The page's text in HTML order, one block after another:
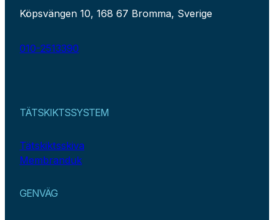
Köpsvängen 10, 168 67 Bromma, Sverige
010-2513390
TÄTSKIKTSSYSTEM
Tätskiktsskiva
Membranduk
GENVÄG